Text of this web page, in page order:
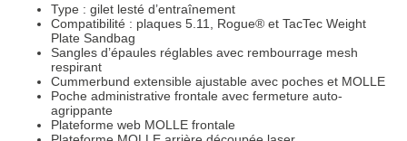
Type : gilet lesté d’entraînement
Compatibilité : plaques 5.11, Rogue® et TacTec Weight
Plate Sandbag
Sangles d’épaules réglables avec rembourrage mesh
respirant
Cummerbund extensible ajustable avec poches et MOLLE
Poche administrative frontale avec fermeture auto-
agrippante
Plateforme web MOLLE frontale